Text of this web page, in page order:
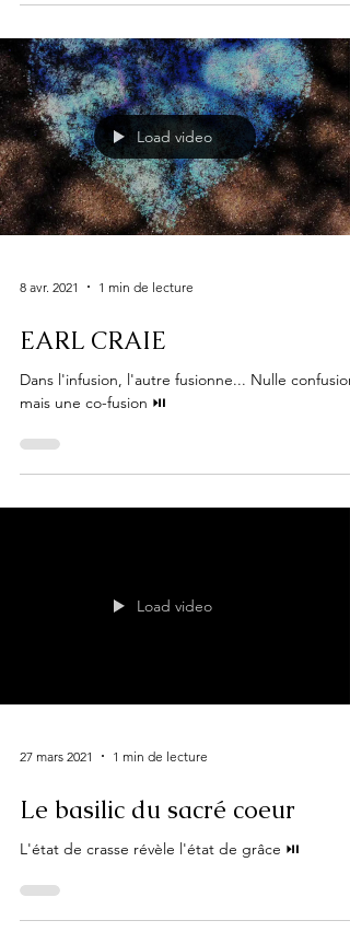
Load video
8 avr. 2021 1 min de lecture
EARL CRAIE
Dans l'infusion, l'autre fusionne... Nulle confusion
mais une co-fusion ⏯
Load video
27 mars 2021 1 min de lecture
Le basilic du sacré coeur
L'état de crasse révèle l'état de grâce ⏯